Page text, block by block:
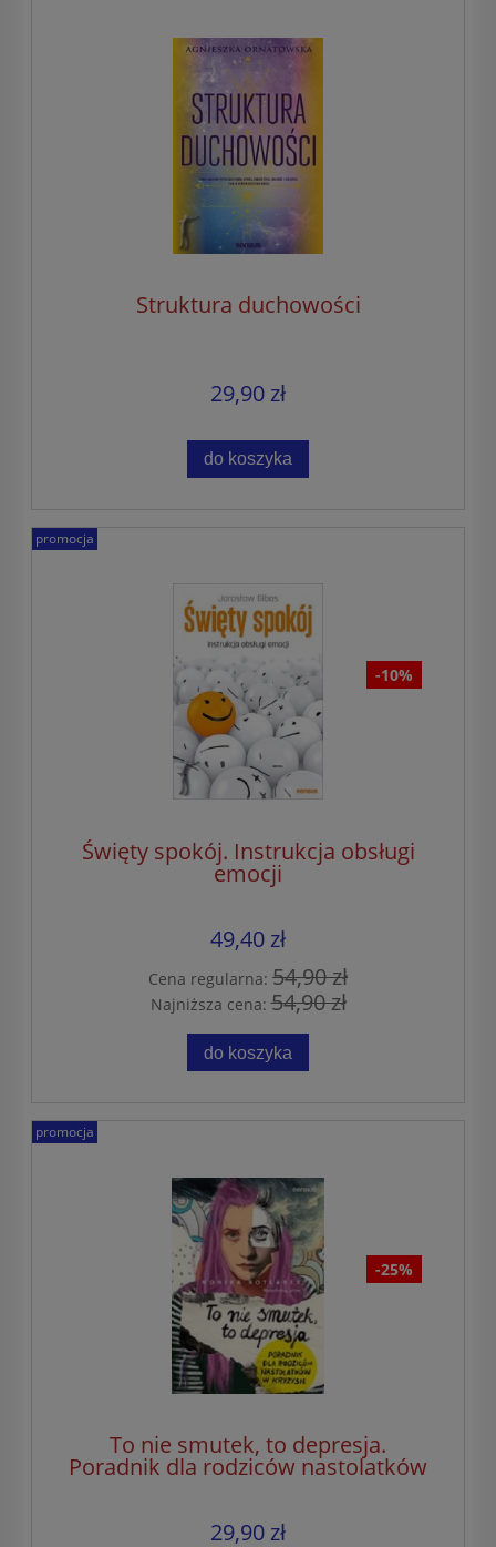
Struktura duchowości
29,90 zł
do koszyka
-10%
Święty spokój. Instrukcja obsługi
emocji
49,40 zł
Cena regularna: 54,90 zł
Najniższa cena:54,90 zł
do koszyka
promocja
-25%
To nie smutek, to depresja.
Poradnik dla rodziców nastolatków
29,90 zł
promocja